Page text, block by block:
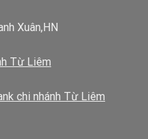
Xuân,HN
Từ Liêm
chi nhánh Từ Liêm